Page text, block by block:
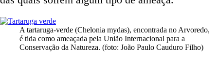
A tartaruga-verde (Chelonia mydas), encontrada no Arvoredo,
é tida como ameaçada pela União Internacional para a
Conservação da Natureza. (foto: João Paulo Cauduro Filho)